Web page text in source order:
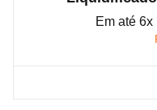
Em até